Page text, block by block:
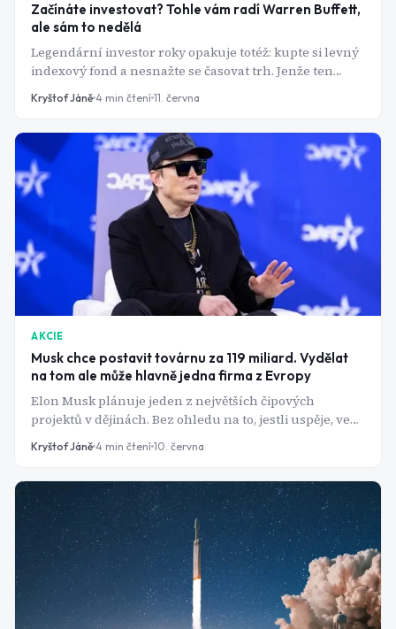
Začínáte investovat? Tohle vám radí Warren Buffett,
ale sám to nedělá
Legendární investor roky opakuje totéž: kupte si levný
indexový fond a nesnažte se časovat trh. Jenže ten
index dnes ze 41 % tvoří deset firem a Berkshire drží
rekordních 397 miliard dolarů v hotovosti. Jak to jde
Kryštof Jáně 4 min čtení 11. června
AKCIE
Musk chce postavit továrnu za 119 miliard. Vydělat
na tom ale může hlavně jedna firma z Evropy
Elon Musk plánuje jeden z největších čipových
projektů v dějinách. Bez ohledu na to, jestli uspěje, vede
stopa peněz do nizozemského Veldhovenu. K firmě,
bez které se dnes nikdo neobejde.
Kryštof Jáně 4 min čtení 10. června